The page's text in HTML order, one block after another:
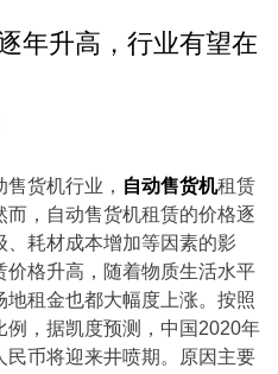
年升高，行业有望在
货机行业， 自动售货机租赁
，自动售货机租赁的价格逐
耗材成本增加等因素的影
格升高，随着物质生活水平
租金也都大幅度上涨。按照
例，据凯度预测，中国2020年
民币将迎来井喷期。原因主要